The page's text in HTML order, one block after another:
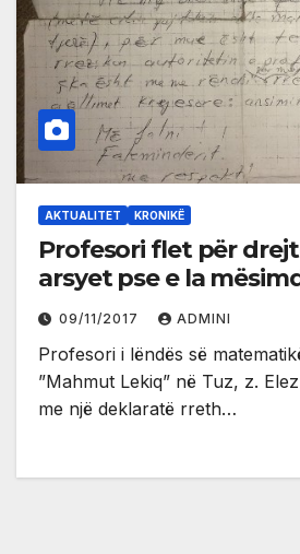
AKTUALITET KRONIKË
Profesori flet për
arsyet pse e la
09/11/2017 ADMINI
Profesori i lëndës së
”Mahmut Lekiq” në Tuz, z.
me një deklaratë rreth…